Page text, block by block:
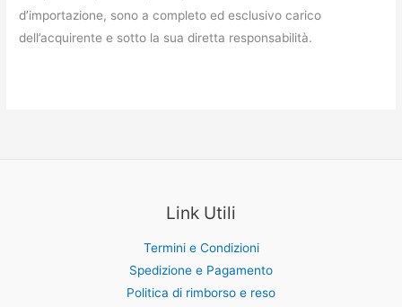
d’importazione, sono a completo ed esclusivo carico
dell’acquirente e sotto la sua diretta responsabilità.
Link Utili
Termini e Condizioni
Spedizione e Pagamento
Politica di rimborso e reso